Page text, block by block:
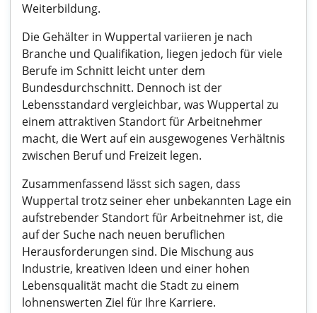
Weiterbildung.
Die Gehälter in Wuppertal variieren je nach
Branche und Qualifikation, liegen jedoch für viele
Berufe im Schnitt leicht unter dem
Bundesdurchschnitt. Dennoch ist der
Lebensstandard vergleichbar, was Wuppertal zu
einem attraktiven Standort für Arbeitnehmer
macht, die Wert auf ein ausgewogenes Verhältnis
zwischen Beruf und Freizeit legen.
Zusammenfassend lässt sich sagen, dass
Wuppertal trotz seiner eher unbekannten Lage ein
aufstrebender Standort für Arbeitnehmer ist, die
auf der Suche nach neuen beruflichen
Herausforderungen sind. Die Mischung aus
Industrie, kreativen Ideen und einer hohen
Lebensqualität macht die Stadt zu einem
lohnenswerten Ziel für Ihre Karriere.